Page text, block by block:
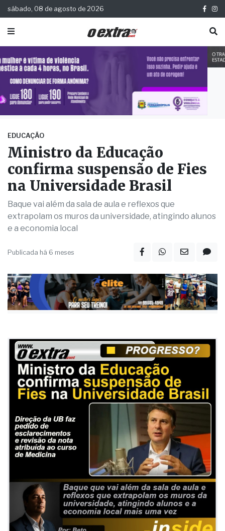
sábado, 08 de agosto de 2026
EDUCAÇÃO
Ministro da Educação
confirma suspensão de Fies
na Universidade Brasil
Baque vai além da sala de aula e reflexos que
extrapolam os muros da universidade, atingindo alunos
e a economia local
Publicada há 6 meses